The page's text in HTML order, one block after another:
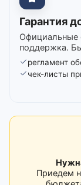
Гарантия
Официальные
поддержка.
регламент
чек-листы
Приедем